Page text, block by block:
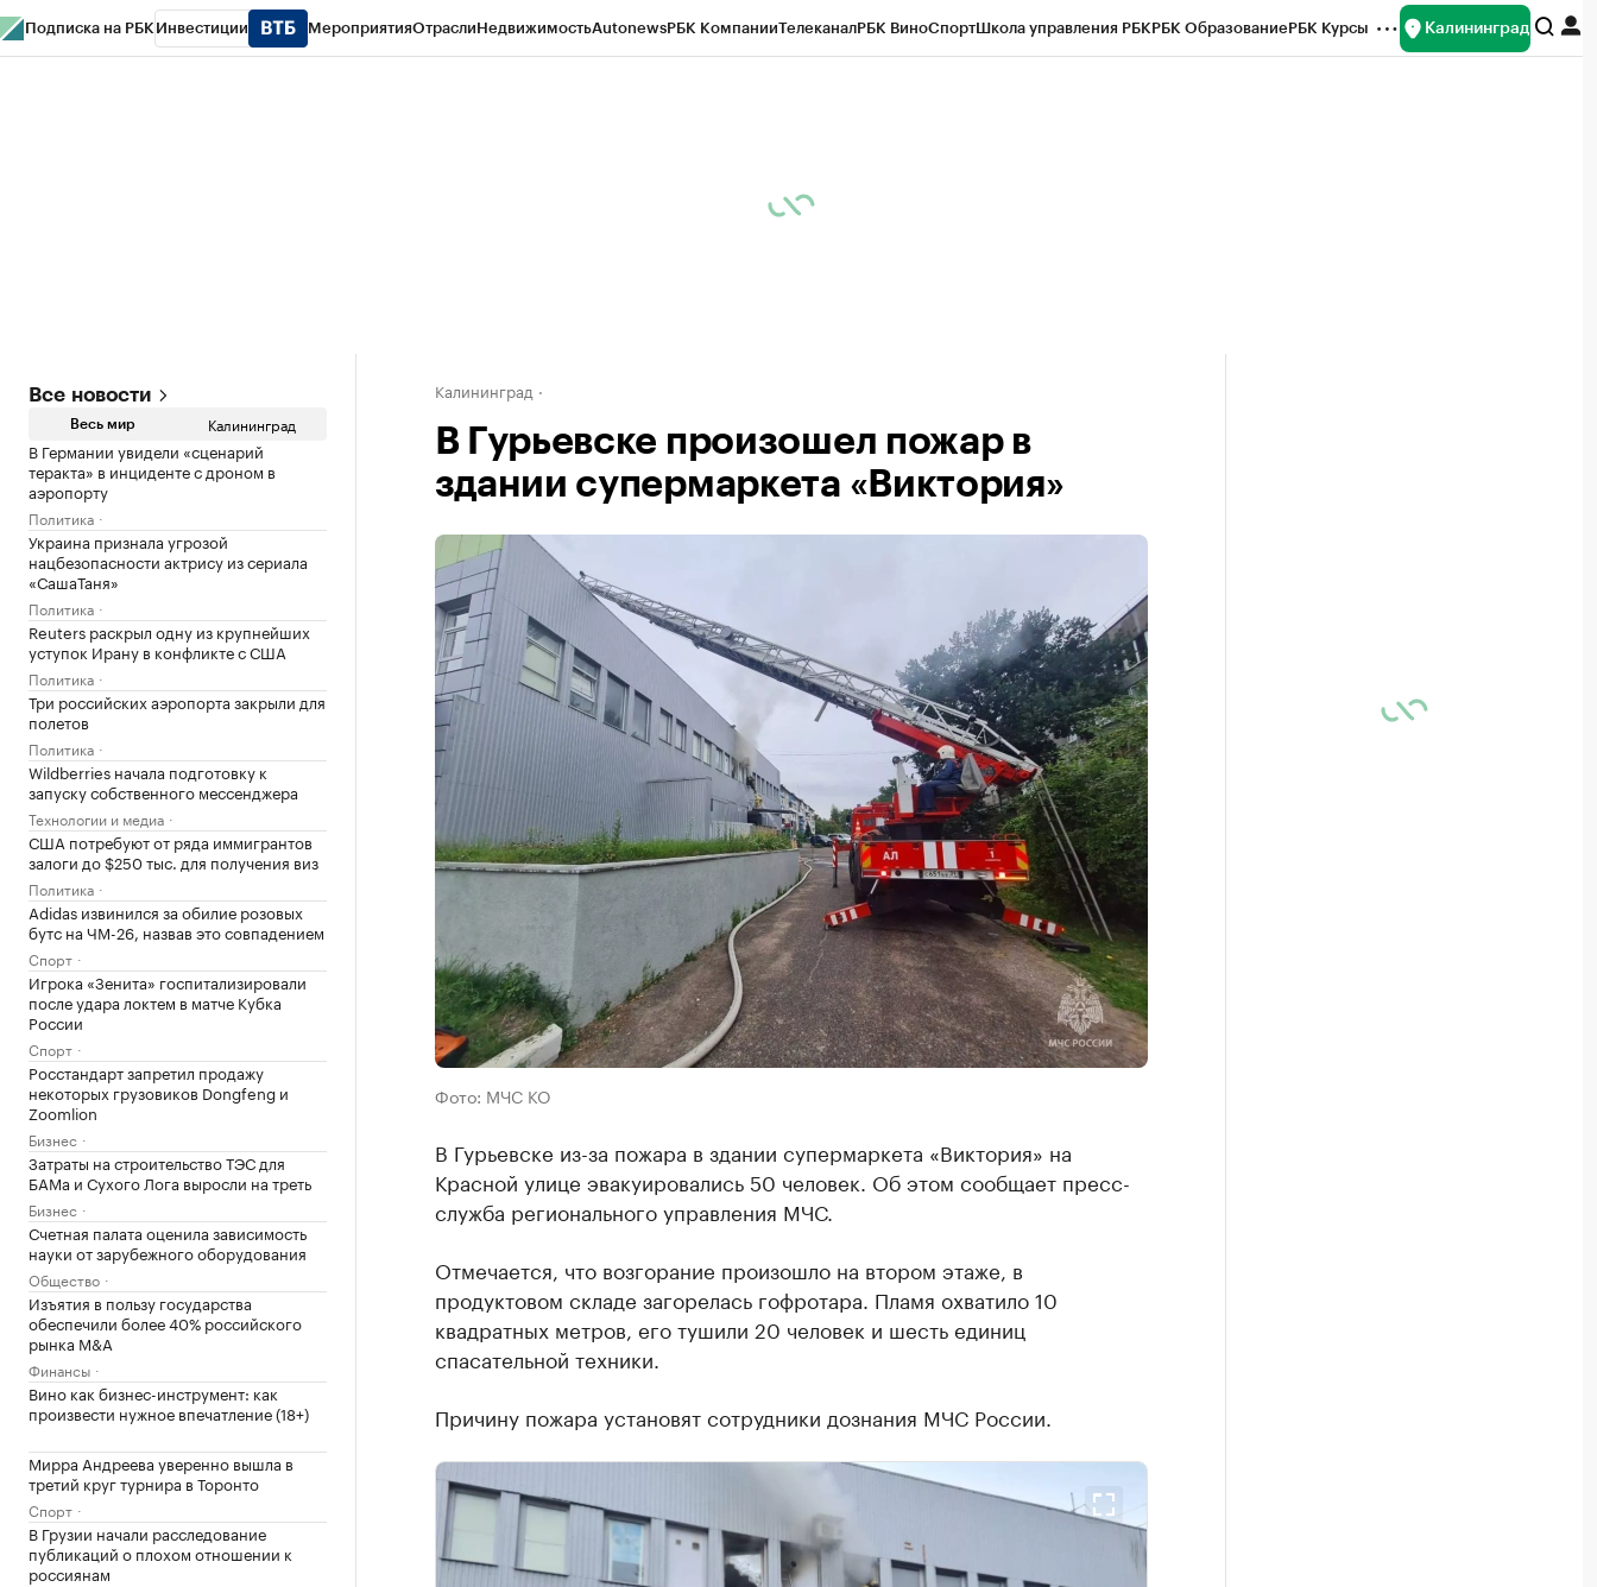
Подписка на РБК Инвестиции МероприятияОтраслиНедвижимостьAutonewsРБК КомпанииТелеканалРБК ВиноСпортШкола управления РБКРБК ОбразованиеРБК Курсы Калининград
Все новости
Весь мир Калининград
В Германии увидели «сценарий
теракта» в инциденте с дроном в
аэропорту
Политика
Украина признала угрозой
нацбезопасности актрису из сериала
«СашаТаня»
Политика
Reuters раскрыл одну из крупнейших
уступок Ирану в конфликте с США
Политика
Три российских аэропорта закрыли для
полетов
Политика
Wildberries начала подготовку к
запуску собственного мессенджера
Технологии и медиа
США потребуют от ряда иммигрантов
залоги до $250 тыс. для получения виз
Политика
Adidas извинился за обилие розовых
бутс на ЧМ-26, назвав это совпадением
Спорт
Игрока «Зенита» госпитализировали
после удара локтем в матче Кубка
России
Спорт
Росстандарт запретил продажу
некоторых грузовиков Dongfeng и
Zoomlion
Бизнес
Затраты на строительство ТЭС для
БАМа и Сухого Лога выросли на треть
Бизнес
Счетная палата оценила зависимость
науки от зарубежного оборудования
Общество
Изъятия в пользу государства
обеспечили более 40% российского
рынка M&A
Финансы
Вино как бизнес-инструмент: как
произвести нужное впечатление (18+)
Мирра Андреева уверенно вышла в
третий круг турнира в Торонто
Спорт
В Грузии начали расследование
публикаций о плохом отношении к
россиянам
Калининград
В Гурьевске произошел пожар в
здании супермаркета «Виктория»
Фото: МЧС КО
В Гурьевске из-за пожара в здании супермаркета «Виктория» на
Красной улице эвакуировались 50 человек. Об этом сообщает пресс-
служба регионального управления МЧС.
Отмечается, что возгорание произошло на втором этаже, в
продуктовом складе загорелась гофротара. Пламя охватило 10
квадратных метров, его тушили 20 человек и шесть единиц
спасательной техники.
Причину пожара установят сотрудники дознания МЧС России.